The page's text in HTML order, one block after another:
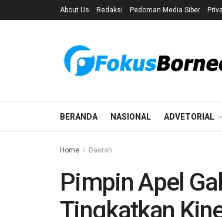
About Us Redaksi Pedoman Media Siber
BERANDA NASIONAL ADVETORIAL
Home Daerah
Pimpin Apel
Tingkatkan